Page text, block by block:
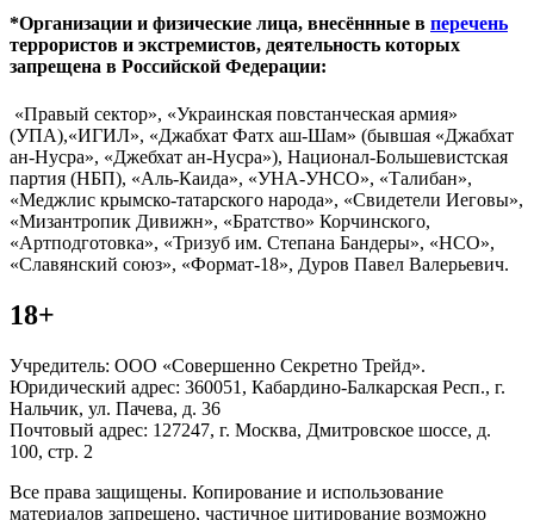
*Организации и физические лица, внесённные в перечень
террористов и экстремистов, деятельность которых
запрещена в Российской Федерации:
«Правый сектор», «Украинская повстанческая армия»
(УПА),«ИГИЛ», «Джабхат Фатх аш-Шам» (бывшая «Джабхат
ан-Нусра», «Джебхат ан-Нусра»), Национал-Большевистская
партия (НБП), «Аль-Каида», «УНА-УНСО», «Талибан»,
«Меджлис крымско-татарского народа», «Свидетели Иеговы»,
«Мизантропик Дивижн», «Братство» Корчинского,
«Артподготовка», «Тризуб им. Степана Бандеры», «НСО»,
«Славянский союз», «Формат-18», Дуров Павел Валерьевич.
18+
Учредитель: ООО «Совершенно Секретно Трейд».
Юридический адрес: 360051, Кабардино-Балкарская Респ., г.
Нальчик, ул. Пачева, д. 36
Почтовый адрес: 127247, г. Москва, Дмитровское шоссе, д.
100, стр. 2
Все права защищены. Копирование и использование
материалов запрещено, частичное цитирование возможно